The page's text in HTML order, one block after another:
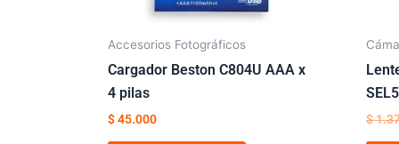
Accesorios Fotográficos
Cargador Beston C804U AAA x
4 pilas
$45.000 $